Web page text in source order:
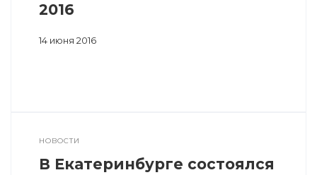
2016
14 июня 2016
НОВОСТИ
В Екатеринбурге состоялся